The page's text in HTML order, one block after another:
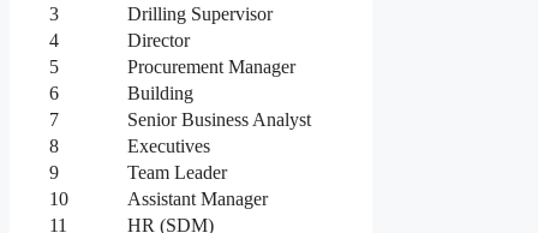
3
Drilling Supervisor
4
Director
5
Procurement Manager
6
Building
7
Senior Business Analyst
8
Executives
9
Team Leader
10
Assistant Manager
11
HR (SDM)